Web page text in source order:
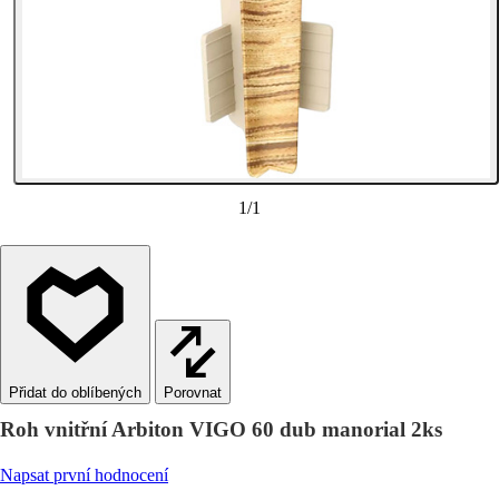
1/1
Porovnat
Roh vnitřní Arbiton VIGO 60 dub manorial 2ks
Napsat první hodnocení